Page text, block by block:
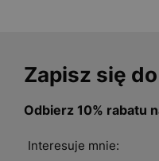
Zapisz się
Odbierz 10% rabatu
Interesuje mnie: